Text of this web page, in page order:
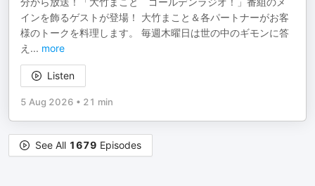
インを飾るゲストが登場！ 大竹まこと＆各パートナーがお客
様のトークを料理します。 毎週木曜日は世の中のギモンに答
え ... more
Listen
5 Aug 2026 • 21 min
See All 1679 Episodes